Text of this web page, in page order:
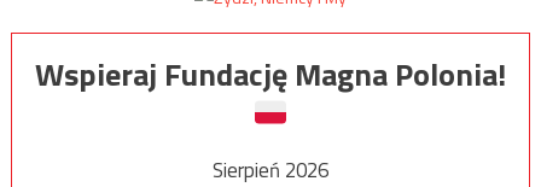
Wspieraj Fundację Magna Polonia!
Sierpień 2026